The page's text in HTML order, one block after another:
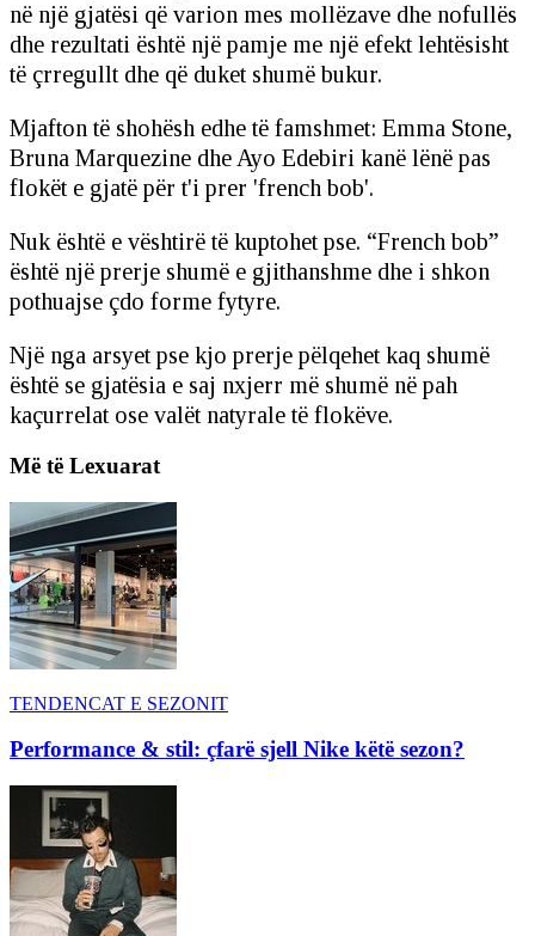
në një gjatësi që varion mes mollëzave dhe nofullës
dhe rezultati është një pamje me një efekt lehtësisht
të çrregullt dhe që duket shumë bukur.
Mjafton të shohësh edhe të famshmet: Emma Stone,
Bruna Marquezine dhe Ayo Edebiri kanë lënë pas
flokët e gjatë për t'i prer 'french bob'.
Nuk është e vështirë të kuptohet pse. “French bob”
është një prerje shumë e gjithanshme dhe i shkon
pothuajse çdo forme fytyre.
Një nga arsyet pse kjo prerje pëlqehet kaq shumë
është se gjatësia e saj nxjerr më shumë në pah
kaçurrelat ose valët natyrale të flokëve.
Më të Lexuarat
TENDENCAT E SEZONIT
Performance & stil: çfarë sjell Nike këtë sezon?